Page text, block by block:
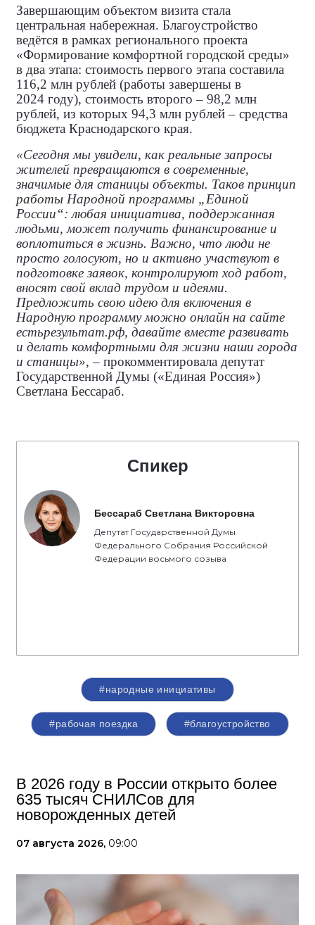
Завершающим объектом визита стала
центральная набережная. Благоустройство
ведётся в рамках регионального проекта
«Формирование комфортной городской среды»
в два этапа: стоимость первого этапа составила
116,2 млн рублей (работы завершены в
2024 году), стоимость второго – 98,2 млн
рублей, из которых 94,3 млн рублей – средства
бюджета Краснодарского края.
«Сегодня мы увидели, как реальные запросы
жителей превращаются в современные,
значимые для станицы объекты. Таков принцип
работы Народной программы „Единой
России“: любая инициатива, поддержанная
людьми, может получить финансирование и
воплотиться в жизнь. Важно, что люди не
просто голосуют, но и активно участвуют в
подготовке заявок, контролируют ход работ,
вносят свой вклад трудом и идеями.
Предложить свою идею для включения в
Народную программу можно онлайн на сайте
естьрезультат.рф, давайте вместе развивать
и делать комфортными для жизни наши города
и станицы», – прокомментировала депутат
Государственной Думы («Единая Россия»)
Светлана Бессараб.
Спикер
Бессараб Светлана Викторовна
Депутат Государственной Думы
Федерального Собрания Российской
Федерации восьмого созыва
#народные инициативы
#рабочая поездка #благоустройство
В 2026 году в России открыто более
635 тысяч СНИЛСов для
новорожденных детей
07 августа 2026, 09:00